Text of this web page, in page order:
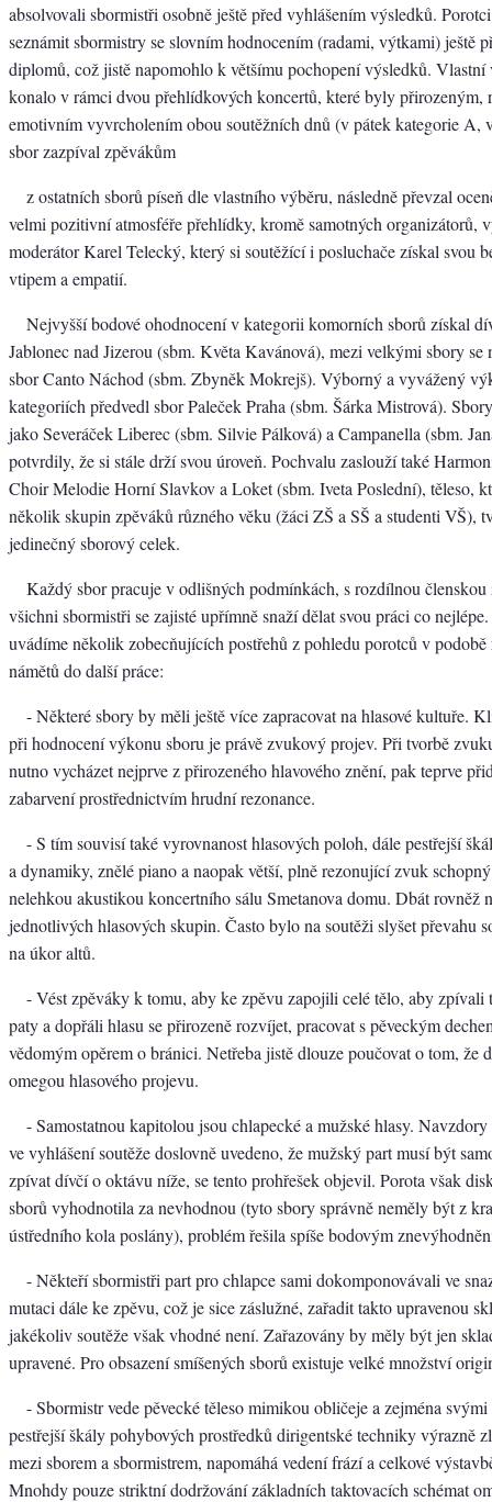
absolvovali sbormistři osobně ještě před vyhlášením výsledků.
seznámit sbormistry se slovním hodnocením (radami, výtkami) ještě
diplomů, což jistě napomohlo k většímu pochopení výsledků. Vlastní
konalo v rámci dvou přehlídkových koncertů, které byly přirozeným,
emotivním vyvrcholením obou soutěžních dnů (v pátek kategorie A,
sbor zazpíval zpěvákům
z ostatních sborů píseň dle vlastního výběru, následně převzal
velmi pozitivní atmosféře přehlídky, kromě samotných organizátorů,
moderátor Karel Telecký, který si soutěžící i posluchače získal svou
vtipem a empatií.
Nejvyšší bodové ohodnocení v kategorii komorních sborů získal
Jablonec nad Jizerou (sbm. Květa Kavánová), mezi velkými sbory se
sbor Canto Náchod (sbm. Zbyněk Mokrejš). Výborný a vyvážený
kategoriích předvedl sbor Paleček Praha (sbm. Šárka Mistrová).
jako Severáček Liberec (sbm. Silvie Pálková) a Campanella (sbm.
potvrdily, že si stále drží svou úroveň. Pochvalu zaslouží také
Choir Melodie Horní Slavkov a Loket (sbm. Iveta Poslední), těleso,
několik skupin zpěváků různého věku (žáci ZŠ a SŠ a studenti VŠ),
jedinečný sborový celek.
Každý sbor pracuje v odlišných podmínkách, s rozdílnou členskou
všichni sbormistři se zajisté upřímně snaží dělat svou práci co
uvádíme několik zobecňujících postřehů z pohledu porotců v
námětů do další práce:
- Některé sbory by měli ještě více zapracovat na hlasové kultuře.
při hodnocení výkonu sboru je právě zvukový projev. Při tvorbě
nutno vycházet nejprve z přirozeného hlavového znění, pak teprve
zabarvení prostřednictvím hrudní rezonance.
- S tím souvisí také vyrovnanost hlasových poloh, dále pestřejší
a dynamiky, znělé piano a naopak větší, plně rezonující zvuk
nelehkou akustikou koncertního sálu Smetanova domu. Dbát rovněž
jednotlivých hlasových skupin. Často bylo na soutěži slyšet převahu
na úkor altů.
- Vést zpěváky k tomu, aby ke zpěvu zapojili celé tělo, aby zpívali
paty a dopřáli hlasu se přirozeně rozvíjet, pracovat s pěveckým
vědomým opěrem o bránici. Netřeba jistě dlouze poučovat o tom, že
omegou hlasového projevu.
- Samostatnou kapitolou jsou chlapecké a mužské hlasy.
ve vyhlášení soutěže doslovně uvedeno, že mužský part musí být
zpívat dívčí o oktávu níže, se tento prohřešek objevil. Porota však
sborů vyhodnotila za nevhodnou (tyto sbory správně neměly být z
ústředního kola poslány), problém řešila spíše bodovým
- Někteří sbormistři part pro chlapce sami dokomponovávali ve
mutaci dále ke zpěvu, což je sice záslužné, zařadit takto upravenou
jakékoliv soutěže však vhodné není. Zařazovány by měly být jen
upravené. Pro obsazení smíšených sborů existuje velké množství
- Sbormistr vede pěvecké těleso mimikou obličeje a zejména
pestřejší škály pohybových prostředků dirigentské techniky výrazně
mezi sborem a sbormistrem, napomáhá vedení frází a celkové
Mnohdy pouze striktní dodržování základních taktovacích schémat